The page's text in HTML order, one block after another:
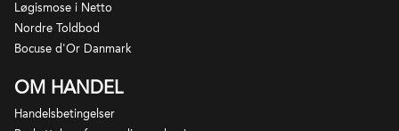
Løgismose i Netto
Nordre Toldbod
Bocuse d'Or Danmark
OM HANDEL
Handelsbetingelser